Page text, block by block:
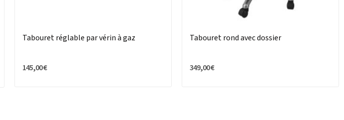
Tabouret réglable par vérin à gaz
145,00 €
Tabouret rond avec dossier
349,00 €